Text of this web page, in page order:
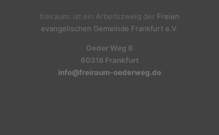
freiraum: ist ein Arbeitszweig der Freien
evangelischen Gemeinde Frankfurt e.V.
Oeder Weg 6
60318 Frankfurt
info@freiraum-oederweg.de